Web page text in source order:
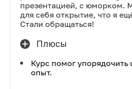
презентацией, с юморком.
для себя открытие, что я
Стали обращаться!
Плюсы
Курс помог упорядочить
опыт.